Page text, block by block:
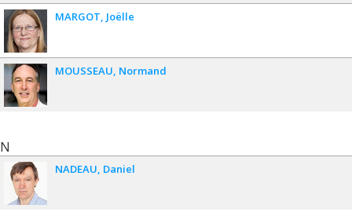
MARGOT Joëlle
MOUSSEAU Normand
N
NADEAU Daniel